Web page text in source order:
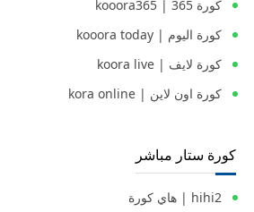
كورة 365 | kooora365
كورة اليوم | kooora today
كورة لايف | koora live
كورة اون لاين | kora online
كورة ستار مباشر
hihi2 | هاي كورة